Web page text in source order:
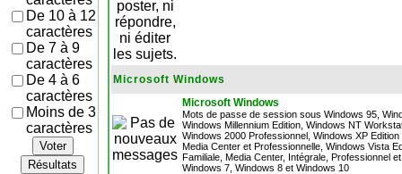
De 10 à 12
caractères
De 7 à 9
caractères
De 4 à 6
caractères
Moins de 3
caractères
Voter
Résultats
Microsoft Windows
Microsoft Windows
Mots de passe de session sous Windows 95,
Windows Millennium Edition, Windows NT
Windows 2000 Professionnel, Windows XP Edition
Media Center et Professionnelle, Windows Vista
Familiale, Media Center, Intégrale, Professionnel
Windows 7, Windows 8 et Windows 10